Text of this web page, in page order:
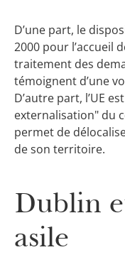
D’une part, le
2000 pour l’accueil
traitement des
témoignent d’une
D’autre part, l’UE
externalisation" du
permet de
de son territoire.
Dublin
asile